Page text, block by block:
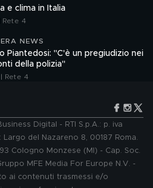
e clima in Italia
Rete 4
NEWS
Piantedosi: "C'è un pregiudizio nei
della polizia"
Rete 4
Digital - RTI S.p.A.: p. iva
del Nazareno 8, 00187 Roma.
Cologno Monzese (MI) - Cap. Soc.
MFE Media For Europe N.V. -
ai contenuti trasmessi e/o